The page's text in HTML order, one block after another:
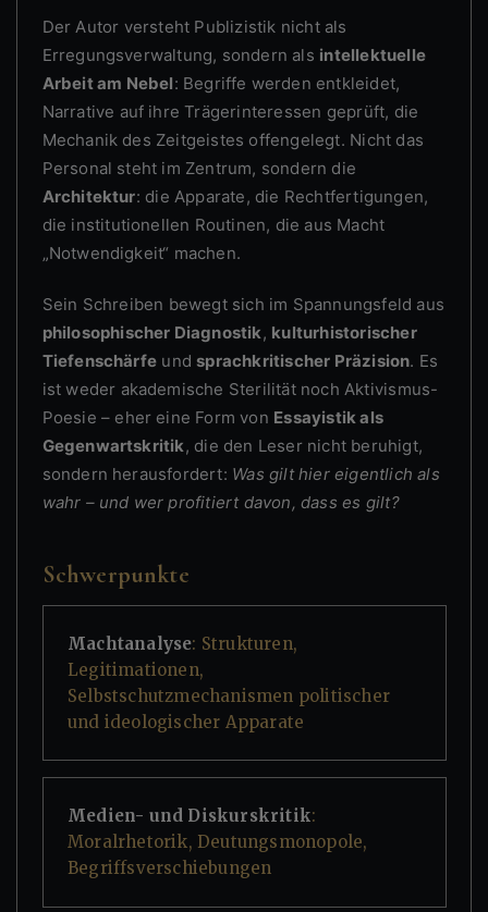
Der Autor versteht Publizistik nicht als
Erregungsverwaltung, sondern als intellektuelle
Arbeit am Nebel: Begriffe werden entkleidet,
Narrative auf ihre Trägerinteressen geprüft, die
Mechanik des Zeitgeistes offengelegt. Nicht das
Personal steht im Zentrum, sondern die
Architektur: die Apparate, die Rechtfertigungen,
die institutionellen Routinen, die aus Macht
„Notwendigkeit“ machen.
Sein Schreiben bewegt sich im Spannungsfeld aus
philosophischer Diagnostik , kulturhistorischer
Tiefenschärfe und sprachkritischer Präzision. Es
ist weder akademische Sterilität noch Aktivismus-
Poesie – eher eine Form von Essayistik als
Gegenwartskritik , die den Leser nicht beruhigt,
sondern herausfordert: Was gilt hier eigentlich als
wahr – und wer profitiert davon, dass es gilt?
Schwerpunkte
Machtanalyse: Strukturen,
Legitimationen,
Selbstschutzmechanismen politischer
und ideologischer Apparate
Medien- und Diskurskritik:
Moralrhetorik, Deutungsmonopole,
Begriffsverschiebungen